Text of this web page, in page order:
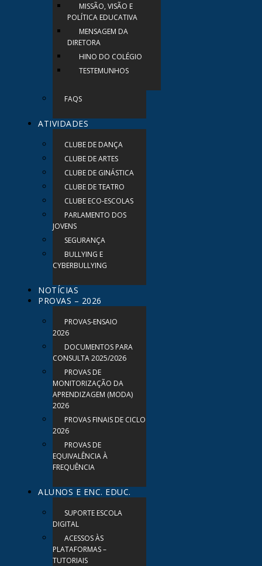
MISSÃO, VISÃO E
POLÍTICA EDUCATIVA
MENSAGEM DA
DIRETORA
HINO DO COLÉGIO
TESTEMUNHOS
FAQS
ATIVIDADES
CLUBE DE DANÇA
CLUBE DE ARTES
CLUBE DE GINÁSTICA
CLUBE DE TEATRO
CLUBE ECO-ESCOLAS
PARLAMENTO DOS
JOVENS
SEGURANÇA
BULLYING E
CYBERBULLYING
NOTÍCIAS
PROVAS – 2026
PROVAS-ENSAIO
2026
DOCUMENTOS PARA
CONSULTA 2025/2026
PROVAS DE
MONITORIZAÇÃO DA
APRENDIZAGEM (MODA)
2026
PROVAS FINAIS DE CICLO
2026
PROVAS DE
EQUIVALÊNCIA À
FREQUÊNCIA
ALUNOS E ENC. EDUC.
SUPORTE ESCOLA
DIGITAL
ACESSOS ÀS
PLATAFORMAS –
TUTORIAIS